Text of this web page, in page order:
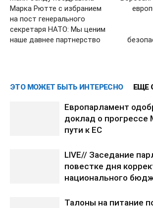
Марка Рютте с избранием
на пост генерального
секретаря НАТО: Мы ценим
наше давнее партнерство
ЭТО МОЖЕТ БЫТЬ ИНТЕРЕСНО ЕЩЕ
Европарламент
доклад о
пути к ЕС
LIVE// Заседание
повестке дня
национального
Талоны на питание